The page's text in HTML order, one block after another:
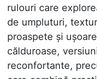
rulouri care
de umpluturi,
proaspete și
călduroase,
reconfortante,